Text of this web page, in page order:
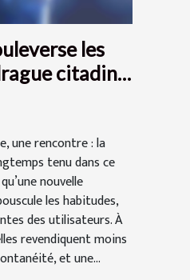
les
citadine
succès
une rencontre : la
tenu dans ce
nouvelle
les habitudes,
des utilisateurs. À
revendiquent moins
et une...